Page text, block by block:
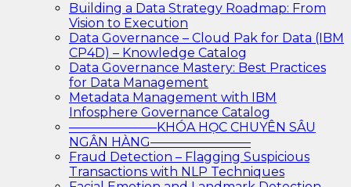
Building a Data Strategy Roadmap: From
Vision to Execution
Data Governance – Cloud Pak for Data (IBM
CP4D) – Knowledge Catalog
Data Governance Mastery: Best Practices
for Data Management
Metadata Management with IBM
Infosphere Governance Catalog
———————KHÓA HỌC CHUYÊN SÂU
NGÂN HÀNG————————
Fraud Detection – Flagging Suspicious
Transactions with NLP Techniques